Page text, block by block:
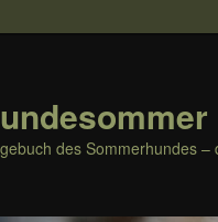
des Sommerhundes